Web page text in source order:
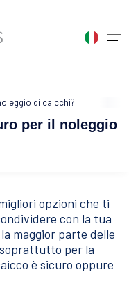
di caicchi?
per il noleggio
opzioni che ti
con la tua
maggior parte delle
per la
è sicuro oppure
Spanish
Spain